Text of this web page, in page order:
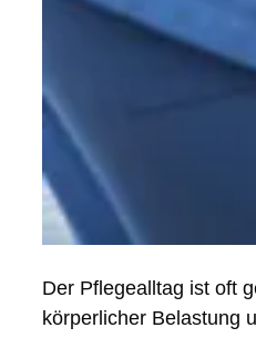
Der Pflegealltag ist oft
körperlicher Belastung